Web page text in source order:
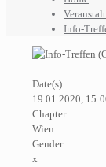
Info-
Date(s)
19.01.2020,
Chapter
Wien
Gender
x